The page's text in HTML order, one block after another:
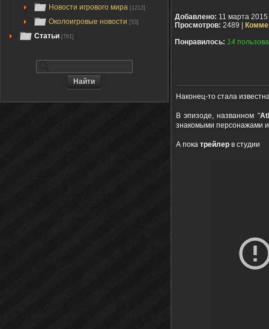
Новости игрового мира [1212]
Околоигровые новости [53]
Статьи [761]
Добавлено: 11 марта 2015
Просмотров: 2489 |
Понравилось: 14
Наконец-то стала
В эпизоде, названном "
знакомыми персонажами
А пока трейлер в студии